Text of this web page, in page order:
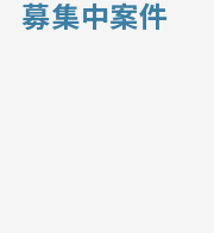
募集中案件